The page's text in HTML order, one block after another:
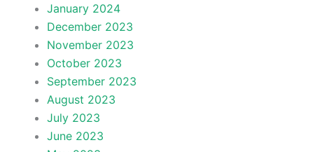
January 2024
December 2023
November 2023
October 2023
September 2023
August 2023
July 2023
June 2023